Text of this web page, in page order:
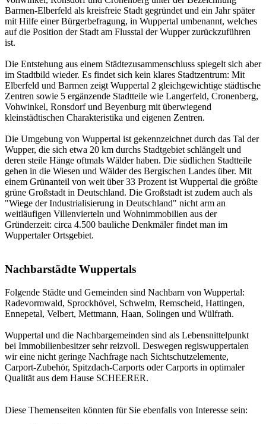
Barmen-Elberfeld als kreisfreie Stadt gegründet und ein Jahr später
mit Hilfe einer Bürgerbefragung, in Wuppertal umbenannt, welches
auf die Position der Stadt am Flusstal der Wupper zurückzuführen
ist.
Die Entstehung aus einem Städtezusammenschluss spiegelt sich aber
im Stadtbild wieder. Es findet sich kein klares Stadtzentrum: Mit
Elberfeld und Barmen zeigt Wuppertal 2 gleichgewichtige städtische
Zentren sowie 5 ergänzende Stadtteile wie Langerfeld, Cronenberg,
Vohwinkel, Ronsdorf und Beyenburg mit überwiegend
kleinstädtischen Charakteristika und eigenen Zentren.
Die Umgebung von Wuppertal ist gekennzeichnet durch das Tal der
Wupper, die sich etwa 20 km durchs Stadtgebiet schlängelt und
deren steile Hänge oftmals Wälder haben. Die südlichen Stadtteile
gehen in die Wiesen und Wälder des Bergischen Landes über. Mit
einem Grünanteil von weit über 33 Prozent ist Wuppertal die größte
grüne Großstadt in Deutschland. Die Großstadt ist zudem auch als
"Wiege der Industrialisierung in Deutschland" nicht arm an
weitläufigen Villenvierteln und Wohnimmobilien aus der
Gründerzeit: circa 4.500 bauliche Denkmäler findet man im
Wuppertaler Ortsgebiet.
Nachbarstädte Wuppertals
Folgende Städte und Gemeinden sind Nachbarn von Wuppertal:
Radevormwald, Sprockhövel, Schwelm, Remscheid, Hattingen,
Ennepetal, Velbert, Mettmann, Haan, Solingen und Wülfrath.
Wuppertal und die Nachbargemeinden sind als Lebensnittelpunkt
bei Immobilienbesitzer sehr reizvoll. Deswegen regiswuppertalen
wir eine nicht geringe Nachfrage nach Sichtschutzelemente,
Carport-Zubehör, Spitzdach-Carports oder Carports in optimaler
Qualität aus dem Hause SCHEERER.
Diese Themenseiten könnten für Sie ebenfalls von Interesse sein: